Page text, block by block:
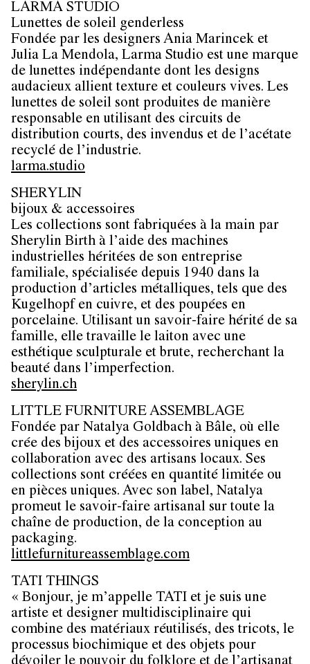
LARMA STUDIO
Lunettes de soleil genderless
Fondée par les designers Ania Marincek et
Julia La Mendola, Larma Studio est une marque
de lunettes indépendante dont les designs
audacieux allient texture et couleurs vives. Les
lunettes de soleil sont produites de manière
responsable en utilisant des circuits de
distribution courts, des invendus et de l’acétate
recyclé de l’industrie.
​​​​​​​larma.studio
SHERYLIN
bijoux & accessoires
Les collections sont fabriquées à la main par
Sherylin Birth à l’aide des machines
industrielles héritées de son entreprise
familiale, spécialisée depuis 1940 dans la
production d’articles métalliques, tels que des
Kugelhopf en cuivre, et des poupées en
porcelaine. Utilisant un savoir-faire hérité de sa
famille, elle travaille le laiton avec une
esthétique sculpturale et brute, recherchant la
beauté dans l’imperfection.
​​​​​​​sherylin.ch
LITTLE FURNITURE ASSEMBLAGE
Fondée par Natalya Goldbach à Bâle, où elle
crée des bijoux et des accessoires uniques en
collaboration avec des artisans locaux. Ses
collections sont créées en quantité limitée ou
en pièces uniques. Avec son label, Natalya
promeut le savoir-faire artisanal sur toute la
chaîne de production, de la conception au
packaging.
littlefurnitureassemblage.com
TATI THINGS
« Bonjour, je m’appelle TATI et je suis une
artiste et designer multidisciplinaire qui
combine des matériaux réutilisés, des tricots, le
processus biochimique et des objets pour